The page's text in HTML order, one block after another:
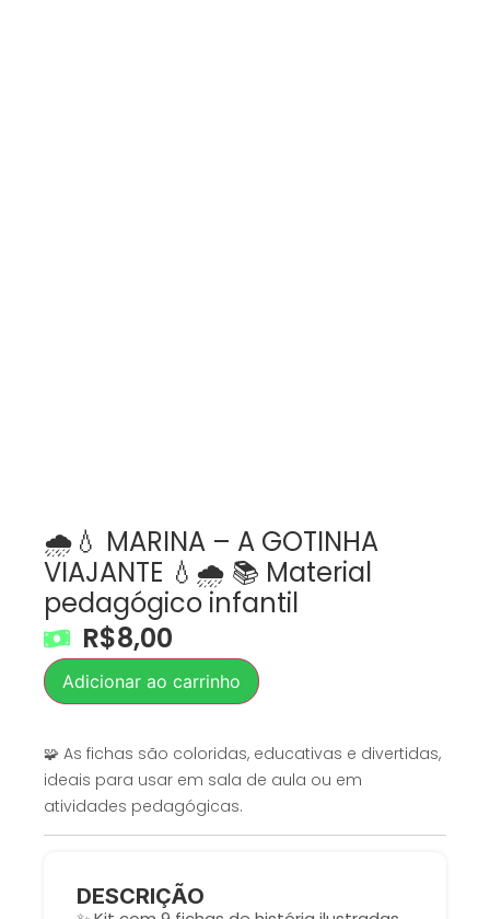
🌧️💧 MARINA – A GOTINHA
VIAJANTE 💧🌧️ 📚 Material
pedagógico infantil
R$8,00
Adicionar ao carrinho
🧩 As fichas são coloridas, educativas e divertidas,
ideais para usar em sala de aula ou em
atividades pedagógicas.
DESCRIÇÃO